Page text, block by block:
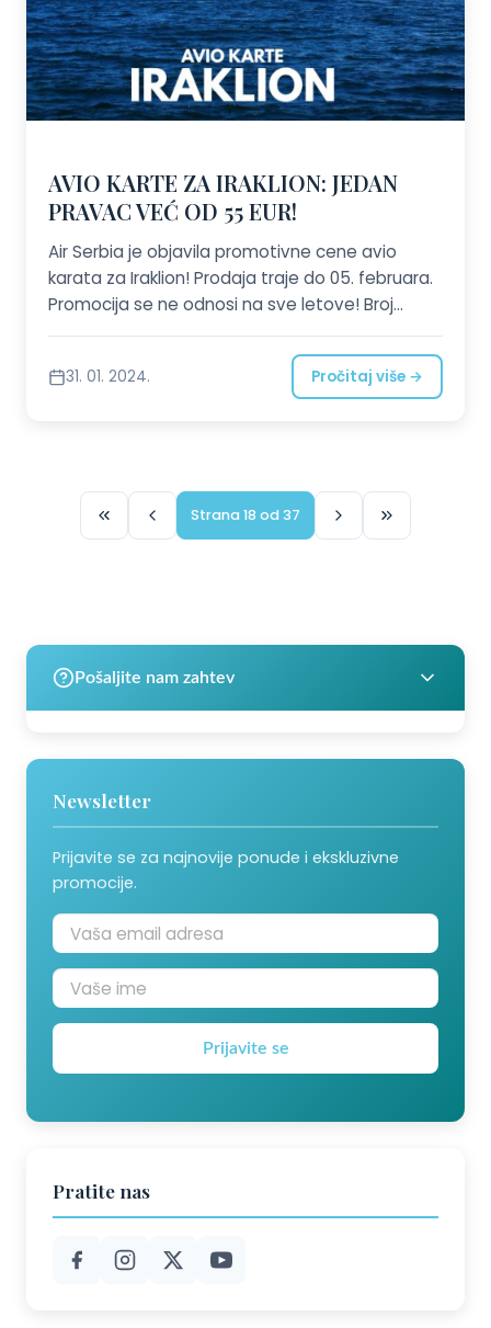
AVIO KARTE ZA IRAKLION: JEDAN
PRAVAC VEĆ OD 55 EUR!
Air Serbia je objavila promotivne cene avio
karata za Iraklion! Prodaja traje do 05. februara.
Promocija se ne odnosi na sve letove! Broj
mesta po promotivnim cenama je ograničen.
Pozovite nas ili nam pošaljite zahtev!
31. 01. 2024. Pročitaj više →
Strana 18 od 37
Pošaljite nam zahtev
Newsletter
Prijavite se za najnovije ponude i ekskluzivne
promocije.
Prijavite se
Pratite nas